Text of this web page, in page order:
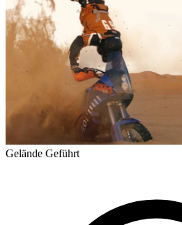
Gelände Geführt